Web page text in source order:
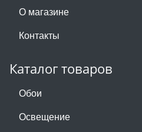
О магазине
Контакты
Каталог товаров
Обои
Освещение